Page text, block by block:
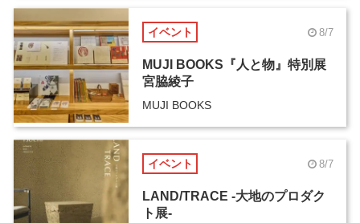
イベント 8/7
MUJI BOOKS『人と物』特別展
宮脇綾子
MUJI BOOKS
イベント 8/7
LAND/TRACE -大地のプロダク
ト展-